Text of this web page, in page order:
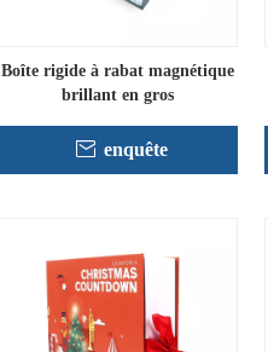
Boîte rigide à rabat magnétique
brillant en gros
enquête